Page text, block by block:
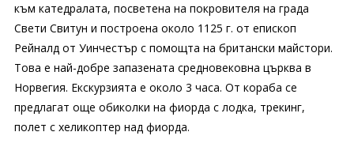
към катедралата, посветена на покровителя на града
Свети Свитун и построена около 1125 г. от епископ
Рейналд от Уинчестър с помощта на британски майстори.
Това е най-добре запазената средновековна църква в
Норвегия. Екскурзията е около 3 часа. От кораба се
предлагат още обиколки на фиорда с лодка, трекинг,
полет с хеликоптер над фиорда.